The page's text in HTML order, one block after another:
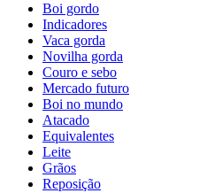
Boi gordo
Indicadores
Vaca gorda
Novilha gorda
Couro e sebo
Mercado futuro
Boi no mundo
Atacado
Equivalentes
Leite
Grãos
Reposição